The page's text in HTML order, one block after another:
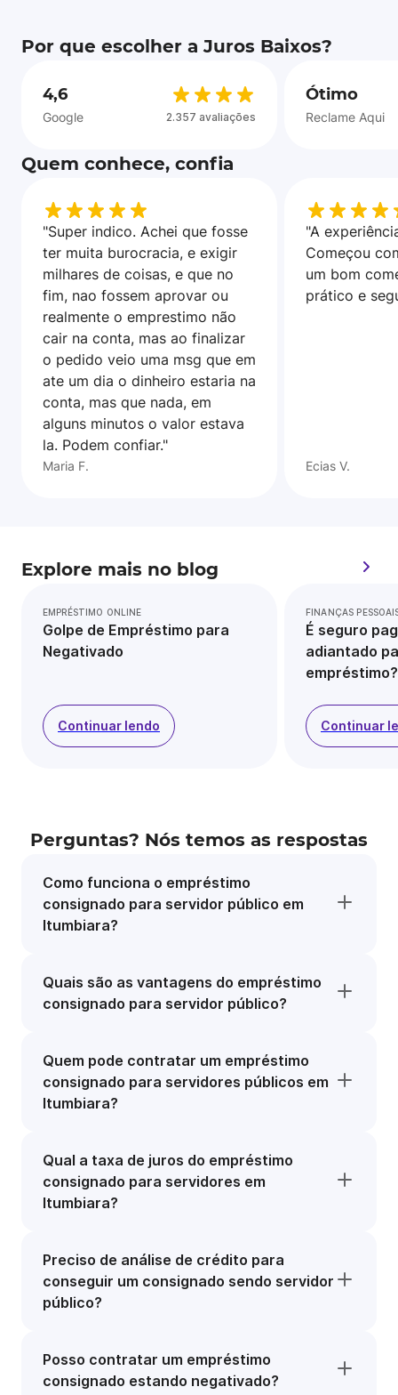
Por que escolher a Juros Baixos?
4,6
Google 2.357 avaliações
Ótimo
Reclame Aqui
Quem conhece, confia
"Super indico. Achei que fosse
ter muita burocracia, e exigir
milhares de coisas, e que no
fim, nao fossem aprovar ou
realmente o emprestimo não
cair na conta, mas ao finalizar
o pedido veio uma msg que em
ate um dia o dinheiro estaria na
conta, mas que nada, em
alguns minutos o valor estava
la. Podem confiar."
Maria F.
"A
Começou
um bom
prático e
Ecias V.
Explore mais no blog
EMPRÉSTIMO ONLINE
Golpe de Empréstimo para
Negativado
Continuar lendo
FINANÇAS
É seguro
adiantado
empréstimo?
Continuar
Perguntas? Nós temos as respostas
Como funciona o empréstimo
consignado para servidor público em
Itumbiara?
Quais são as vantagens do empréstimo
consignado para servidor público?
Quem pode contratar um empréstimo
consignado para servidores públicos em
Itumbiara?
Qual a taxa de juros do empréstimo
consignado para servidores em
Itumbiara?
Preciso de análise de crédito para
conseguir um consignado sendo servidor
público?
Posso contratar um empréstimo
consignado estando negativado?